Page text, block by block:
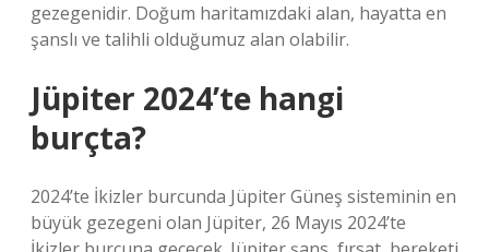
gezegenidir. Doğum haritamızdaki alan, hayatta en
şanslı ve talihli olduğumuz alan olabilir.
Jüpiter 2024’te hangi
burçta?
2024’te İkizler burcunda Jüpiter Güneş sisteminin en
büyük gezegeni olan Jüpiter, 26 Mayıs 2024’te